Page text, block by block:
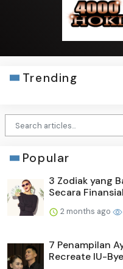
Trending
Popular
3 Zodiak yang
Secara
2 months ago
7 Penampilan
Recreate IU-